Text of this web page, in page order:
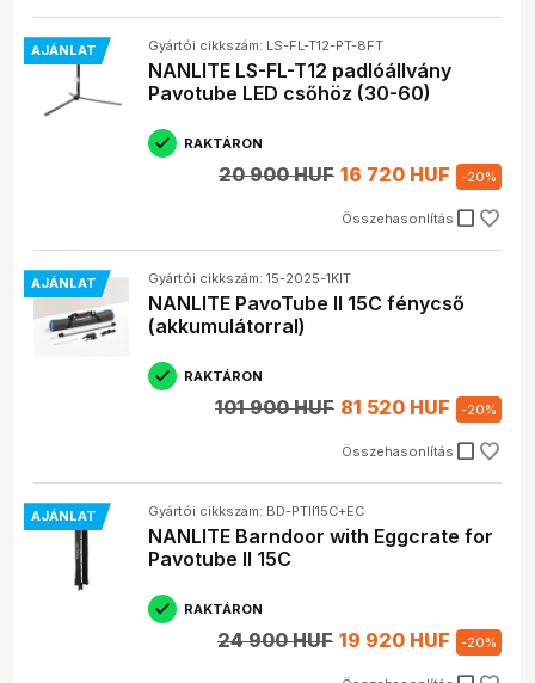
AJÁNLAT Gyártói cikkszám: LS-FL-T12-PT-8FT
NANLITE LS-FL-T12 padlóállvány
Pavotube LED csőhöz (30-60)
RAKTÁRON
Összehasonlítás check_box_outline_blank
20 900 HUF 16 720 HUF -20%
AJÁNLAT Gyártói cikkszám: 15-2025-1KIT
NANLITE PavoTube II 15C fénycső
(akkumulátorral)
RAKTÁRON
Összehasonlítás check_box_outline_blank
101 900 HUF 81 520 HUF -20%
AJÁNLAT Gyártói cikkszám: BD-PTII15C+EC
NANLITE Barndoor with Eggcrate for
Pavotube II 15C
RAKTÁRON
24 900 HUF 19 920 HUF -20%